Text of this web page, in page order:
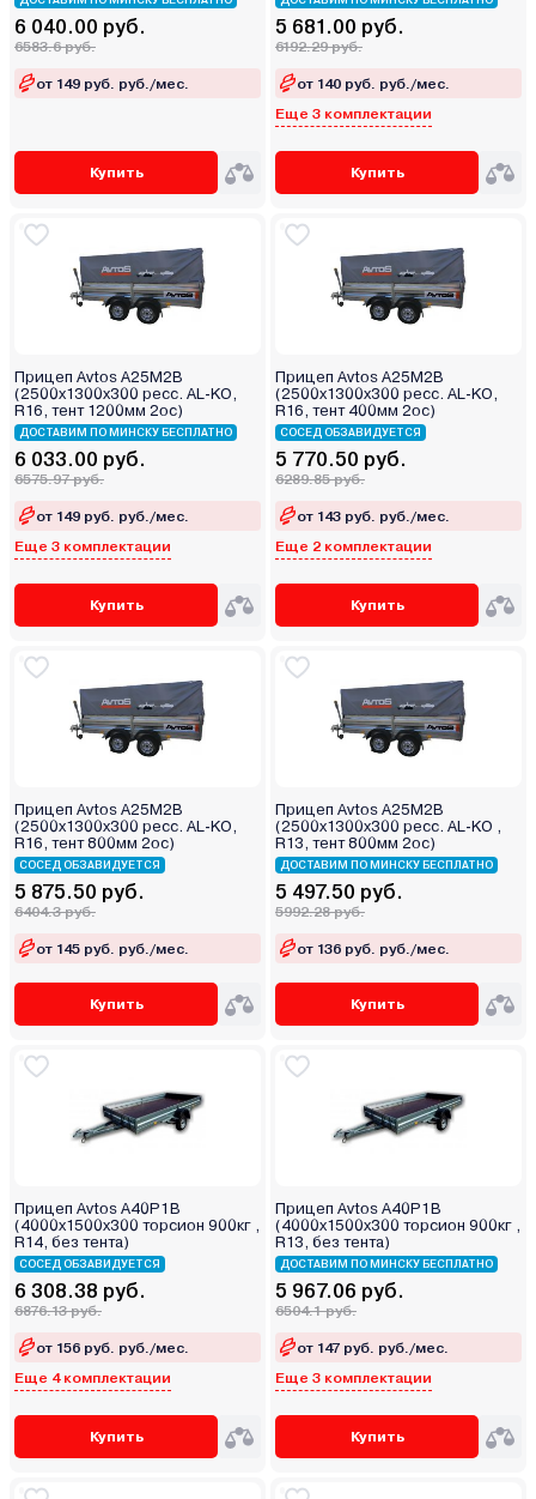
6 040.00 руб.
6583.6 руб.
от 149 руб. руб./мес.
Купить
5 681.00 руб.
6192.29 руб.
от 140 руб. руб./мес.
Еще 3 комплектации
Купить
Прицеп Avtos А25М2В
(2500х1300х300 ресс. AL-KO,
R16, тент 1200мм 2ос)
ДОСТАВИМ ПО МИНСКУ БЕСПЛАТНО
6 033.00 руб.
6575.97 руб.
от 149 руб. руб./мес.
Еще 3 комплектации
Купить
Прицеп Avtos А25М2В
(2500х1300х300 ресс. AL-KO,
R16, тент 400мм 2ос)
СОСЕД ОБЗАВИДУЕТСЯ
5 770.50 руб.
6289.85 руб.
от 143 руб. руб./мес.
Еще 2 комплектации
Купить
Прицеп Avtos А25М2В
(2500х1300х300 ресс. AL-KO,
R16, тент 800мм 2ос)
СОСЕД ОБЗАВИДУЕТСЯ
5 875.50 руб.
6404.3 руб.
от 145 руб. руб./мес.
Купить
Прицеп Avtos А25М2В
(2500х1300х300 ресс. AL-KO ,
R13, тент 800мм 2ос)
ДОСТАВИМ ПО МИНСКУ БЕСПЛАТНО
5 497.50 руб.
5992.28 руб.
от 136 руб. руб./мес.
Купить
Прицеп Avtos A40P1B
(4000х1500х300 торсион 900кг ,
R14, без тента)
СОСЕД ОБЗАВИДУЕТСЯ
6 308.38 руб.
6876.13 руб.
от 156 руб. руб./мес.
Еще 4 комплектации
Купить
Прицеп Avtos A40P1B
(4000х1500х300 торсион 900кг ,
R13, без тента)
ДОСТАВИМ ПО МИНСКУ БЕСПЛАТНО
5 967.06 руб.
6504.1 руб.
от 147 руб. руб./мес.
Еще 3 комплектации
Купить